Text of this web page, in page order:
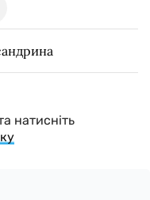
натисніть